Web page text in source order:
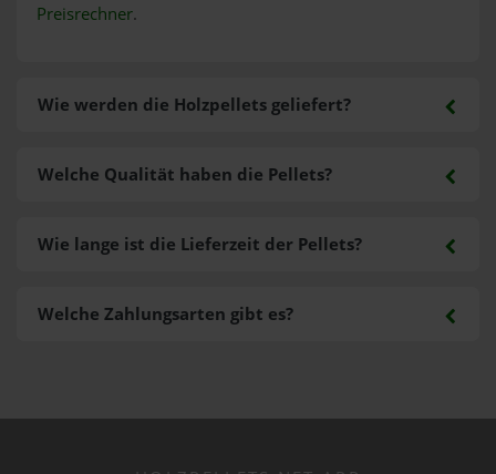
Preisrechner.
Wie werden die Holzpellets geliefert?
Welche Zahlungsarten gibt es?
Welche Qualität haben die Pellets?
Wie lange ist die Lieferzeit der Pellets?